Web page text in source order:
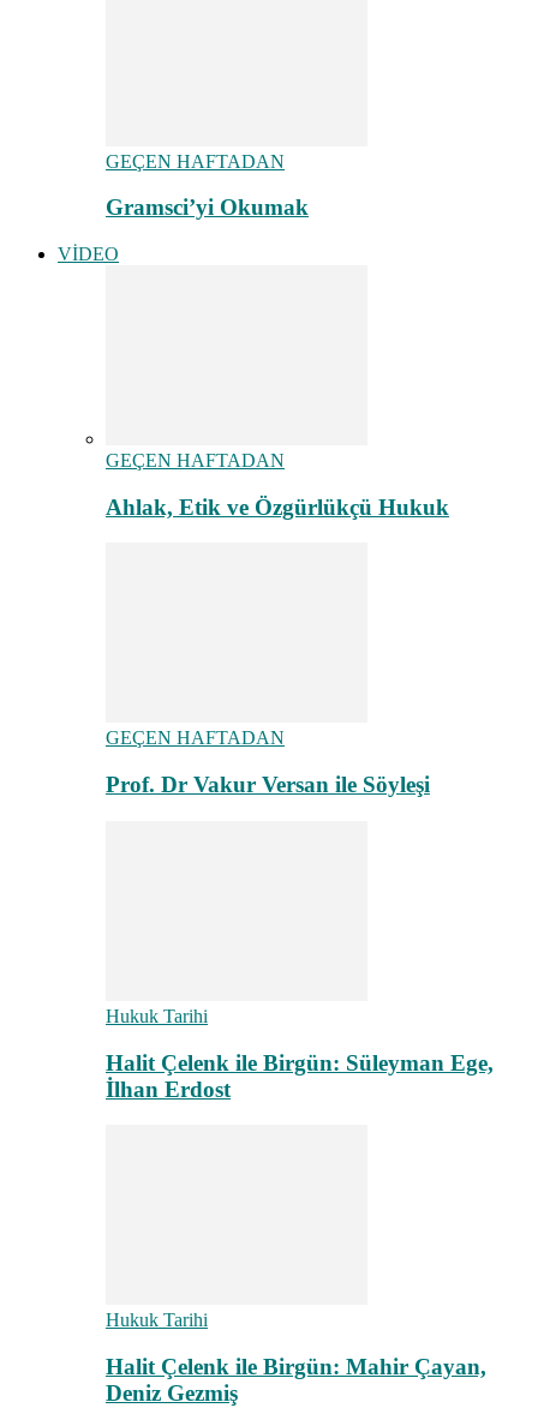
GEÇEN HAFTADAN
Gramsci’yi Okumak
VİDEO
GEÇEN HAFTADAN
Ahlak, Etik ve Özgürlükçü Hukuk
GEÇEN HAFTADAN
Prof. Dr Vakur Versan ile Söyleşi
Hukuk Tarihi
Halit Çelenk ile Birgün: Süleyman Ege,
İlhan Erdost
Hukuk Tarihi
Halit Çelenk ile Birgün: Mahir Çayan,
Deniz Gezmiş